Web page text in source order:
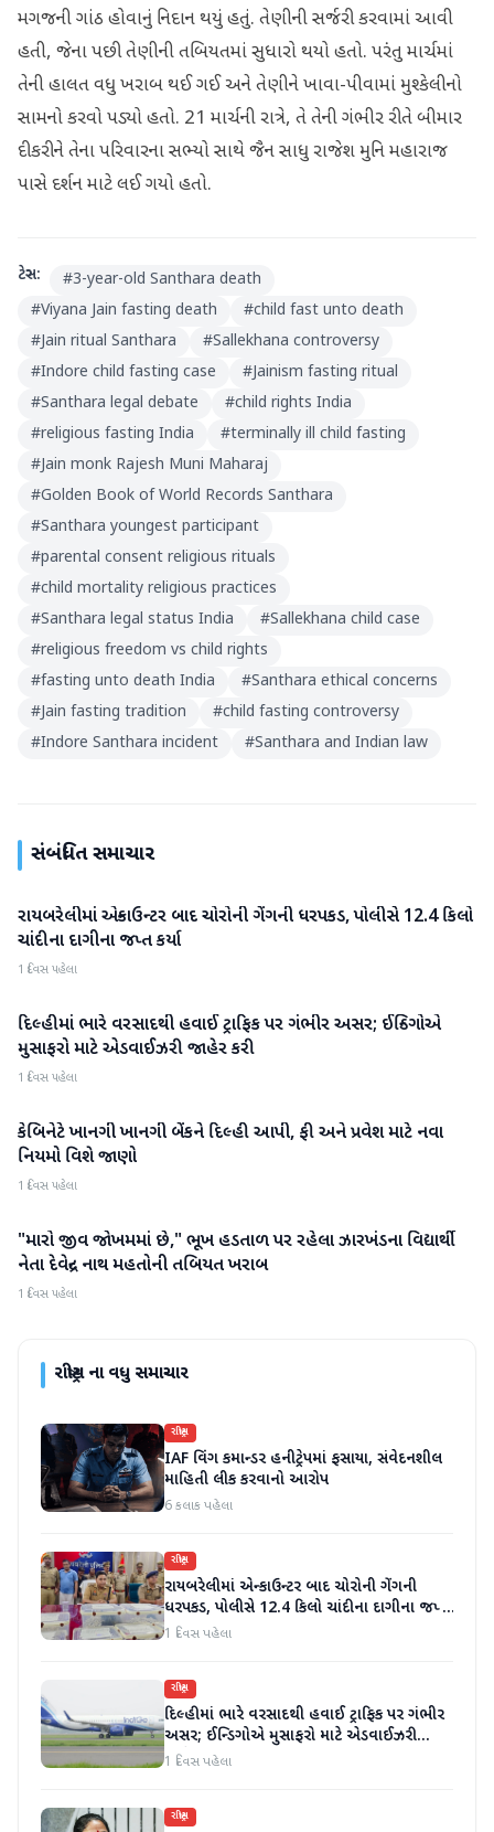
મગજની ગાંઠ હોવાનું નિદાન થયું હતું. તેણીની સર્જરી કરવામાં આવી
હતી, જેના પછી તેણીની તબિયતમાં સુધારો થયો હતો. પરંતુ માર્ચમાં
તેની હાલત વધુ ખરાબ થઈ ગઈ અને તેણીને ખાવા-પીવામાં મુશ્કેલીનો
સામનો કરવો પડ્યો હતો. 21 માર્ચની રાત્રે, તે તેની ગંભીર રીતે બીમાર
દીકરીને તેના પરિવારના સભ્યો સાથે જૈન સાધુ રાજેશ મુનિ મહારાજ
પાસે દર્શન માટે લઈ ગયો હતો.
ટેગ્સ: #3-year-old Santhara death
#Viyana Jain fasting death #child fast unto death
#Jain ritual Santhara #Sallekhana controversy
#Indore child fasting case #Jainism fasting ritual
#Santhara legal debate #child rights India
#religious fasting India #terminally ill child fasting
#Jain monk Rajesh Muni Maharaj
#Golden Book of World Records Santhara
#Santhara youngest participant
#parental consent religious rituals
#child mortality religious practices
#Santhara legal status India #Sallekhana child case
#religious freedom vs child rights
#fasting unto death India #Santhara ethical concerns
#Jain fasting tradition #child fasting controversy
#Indore Santhara incident #Santhara and Indian law
સંબંધિત સમાચાર
રાષ્ટ્રીય
રાયબરેલીમાં એન્કાઉન્ટર બાદ ચોરોની ગેંગની ધરપકડ, પોલીસે 12.4 કિલો
ચાંદીના દાગીના જપ્ત કર્યા
1 દિવસ પહેલા
રાષ્ટ્રીય
દિલ્હીમાં ભારે વરસાદથી હવાઈ ટ્રાફિક પર ગંભીર અસર; ઈન્ડિગોએ
મુસાફરો માટે એડવાઈઝરી જાહેર કરી
1 દિવસ પહેલા
રાષ્ટ્રીય
કેબિનેટે ખાનગી ખાનગી બેંકને દિલ્હી આપી, ફી અને પ્રવેશ માટે નવા
નિયમો વિશે જાણો
1 દિવસ પહેલા
રાષ્ટ્રીય
"મારો જીવ જોખમમાં છે," ભૂખ હડતાળ પર રહેલા ઝારખંડના વિદ્યાર્થી
નેતા દેવેન્દ્ર નાથ મહતોની તબિયત ખરાબ
1 દિવસ પહેલા
રાષ્ટ્રીયના વધુ સમાચાર
રાષ્ટ્રીય
IAF વિંગ કમાન્ડર હનીટ્રેપમાં ફસાયા, સંવેદનશીલ
માહિતી લીક કરવાનો આરોપ
6 કલાક પહેલા
રાષ્ટ્રીય
રાયબરેલીમાં એન્કાઉન્ટર બાદ ચોરોની ગેંગની
ધરપકડ, પોલીસે 12.4 કિલો ચાંદીના દાગીના જપ્ત
કર્યા
1 દિવસ પહેલા
રાષ્ટ્રીય
દિલ્હીમાં ભારે વરસાદથી હવાઈ ટ્રાફિક પર ગંભીર
અસર; ઈન્ડિગોએ મુસાફરો માટે એડવાઈઝરી
જાહેર કરી
1 દિવસ પહેલા
રાષ્ટ્રીય